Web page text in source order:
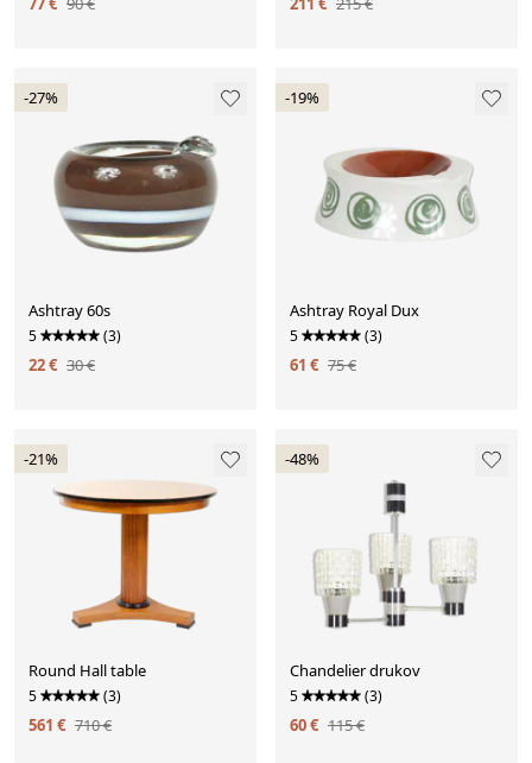
-27%
Ashtray 60s
5 (3)
22 € 30 €
-19%
Ashtray Royal Dux
5 (3)
61 € 75 €
-21%
Round Hall table
5 (3)
561 € 710 €
-48%
Chandelier drukov
5 (3)
60 € 115 €